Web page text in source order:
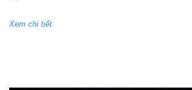
Xem chi tiết